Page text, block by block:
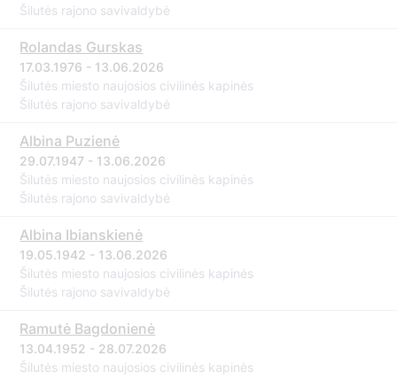
Šilutės rajono savivaldybė
Rolandas Gurskas
17.03.1976 - 13.06.2026
Šilutės miesto naujosios civilinės kapinės
Šilutės rajono savivaldybė
Albina Puzienė
29.07.1947 - 13.06.2026
Šilutės miesto naujosios civilinės kapinės
Šilutės rajono savivaldybė
Albina Ibianskienė
19.05.1942 - 13.06.2026
Šilutės miesto naujosios civilinės kapinės
Šilutės rajono savivaldybė
Ramutė Bagdonienė
13.04.1952 - 28.07.2026
Šilutės miesto naujosios civilinės kapinės